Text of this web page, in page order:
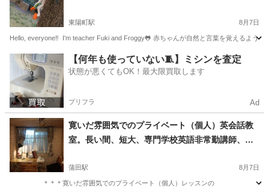
東陽町駅 8月7日
Hello, everyone‼️ I'm teacher Fuki and Froggy🐸 赤ちゃんが自然と言葉を覚えるよう
東京 江東区 東陽町駅 英会話 夏休み
【何年も使っていない🧵】ミシンを査定
状態が悪くてもOK！最大限買取します
プリフラ Ad
寛いだ雰囲気でのプライベート（個人）英会話教
室。長い間、短大、専門学校英語非常勤講師、企
円。入会金、テキスト代他すべて無料。無料トラ
イアルレッスン出来ます。祝祭日を含んで一年中
蒲田駅 8月7日
＊＊＊寛いだ雰囲気でのプライベート（個人）レッスンの ご案内で